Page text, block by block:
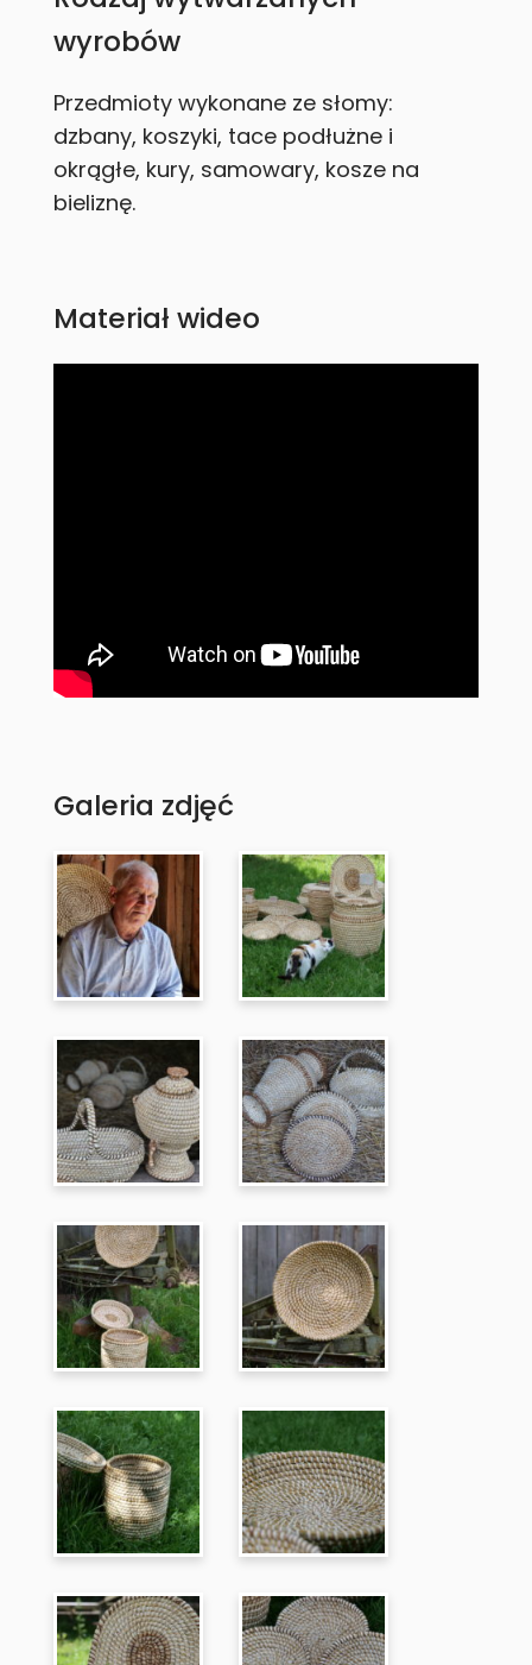
wyrobów
Przedmioty wykonane ze słomy:
dzbany, koszyki, tace podłużne i
okrągłe, kury, samowary, kosze na
bieliznę.
Materiał wideo
Galeria zdjęć